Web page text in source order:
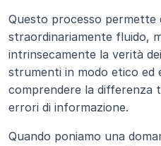
Questo processo permette
straordinariamente fluido,
intrinsecamente la verità
strumenti in modo etico ed
comprendere la differenza
errori di informazione.
Quando poniamo una